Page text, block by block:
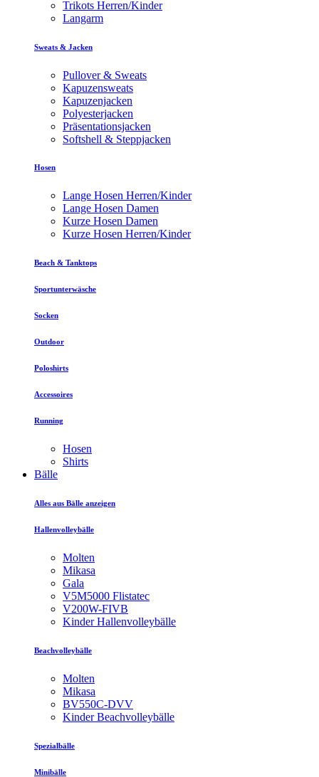
Trikots Herren/Kinder
Langarm
Sweats & Jacken
Pullover & Sweats
Kapuzensweats
Kapuzenjacken
Polyesterjacken
Präsentationsjacken
Softshell & Steppjacken
Hosen
Lange Hosen Herren/Kinder
Lange Hosen Damen
Kurze Hosen Damen
Kurze Hosen Herren/Kinder
Beach & Tanktops
Sportunterwäsche
Socken
Outdoor
Poloshirts
Accessoires
Running
Hosen
Shirts
Bälle
Alles aus Bälle anzeigen
Hallenvolleybälle
Molten
Mikasa
Gala
V5M5000 Flistatec
V200W-FIVB
Kinder Hallenvolleybälle
Beachvolleybälle
Molten
Mikasa
BV550C-DVV
Kinder Beachvolleybälle
Spezialbälle
Minibälle